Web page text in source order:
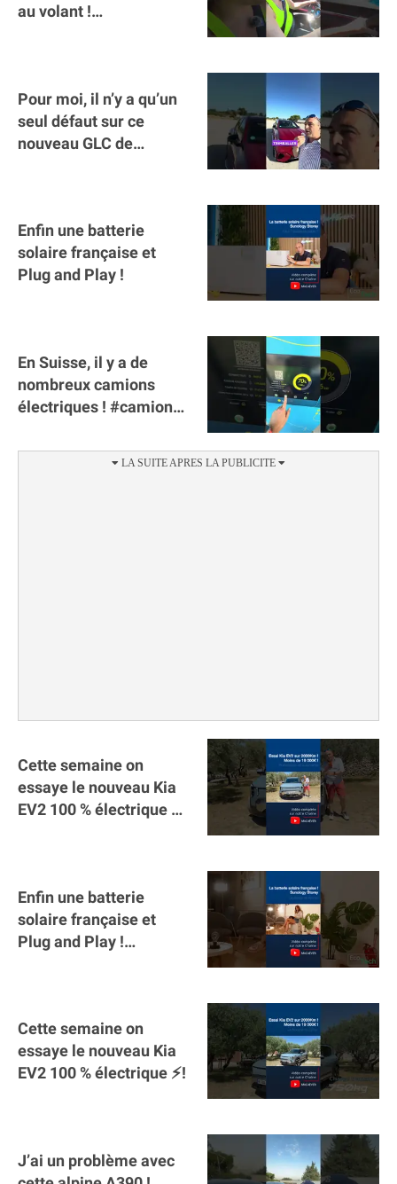
au volant !
Pour moi, il n’y a qu’un
seul défaut sur ce
nouveau GLC de
Enfin une batterie
solaire française et
Plug and Play !
En Suisse, il y a de
nombreux camions
électriques ! #camion
#voitureelectrique
Cette semaine on
essaye le nouveau Kia
EV2 100 % électrique ⚡️!
Enfin une batterie
solaire française et
Plug and Play !
Cette semaine on
essaye le nouveau Kia
EV2 100 % électrique ⚡️!
J’ai un problème avec